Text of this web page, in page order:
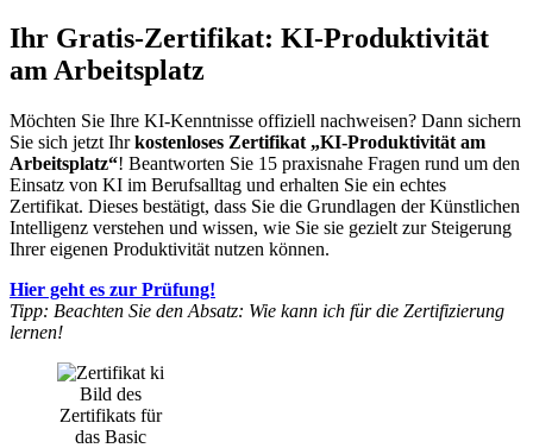
Ihr Gratis-Zertifikat: KI-Produktivität
am Arbeitsplatz
Möchten Sie Ihre KI-Kenntnisse offiziell nachweisen? Dann sichern
Sie sich jetzt Ihrkostenloses Zertifikat „KI-Produktivität am
Arbeitsplatz“! Beantworten Sie 15 praxisnahe Fragen rund um den
Einsatz von KI im Berufsalltag und erhalten Sie ein echtes
Zertifikat. Dieses bestätigt, dass Sie die Grundlagen der Künstlichen
Intelligenz verstehen und wissen, wie Sie sie gezielt zur Steigerung
Ihrer eigenen Produktivität nutzen können.
Hier geht es zur Prüfung!
Tipp: Beachten Sie den Absatz: Wie kann ich für die Zertifizierung
lernen!
Bild des
Zertifikats für
das Basic